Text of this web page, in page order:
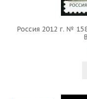
Россия 2012 г. №